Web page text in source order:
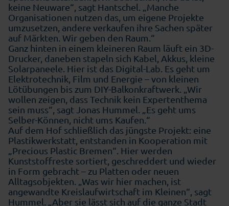
keine Neuware“, sagt Hantschel. „Manche
Organisationen nutzen das, um eigene Projekte
umzusetzen, andere verkaufen ihre Sachen später
auf Märkten. Wir geben den Raum.“
Ganz hinten in einem kleineren Raum läuft ein 3D-
Drucker, daneben stapeln sich Kabel, Akkus, kleine
Solarpaneele. Hier ist das Digital-Lab. Es geht um
Elektrotechnik, Film und Energie – von kleinen
Lötübungen bis zum DIY-Balkonkraftwerk. „Wir
wollen zeigen, dass Technik kein Expertenthema
sein muss“, sagt Jonas Hummel. „Es geht ums
Selber-Können, nicht ums Kaufen.“
Auf dem Hof schließlich das jüngste Projekt: eine
Plastikwerkstatt, entstanden in Kooperation mit
„Precious Plastic Bremen“. Hier werden
Kunststoffreste sortiert, geschreddert und wieder
in Form gebracht – zu Platten oder neuen
Alltagsobjekten. „Was wir hier machen, ist
angewandte Kreislaufwirtschaft im Kleinen“, sagt
Hummel. „Aber sie lässt sich auf die ganze Stadt